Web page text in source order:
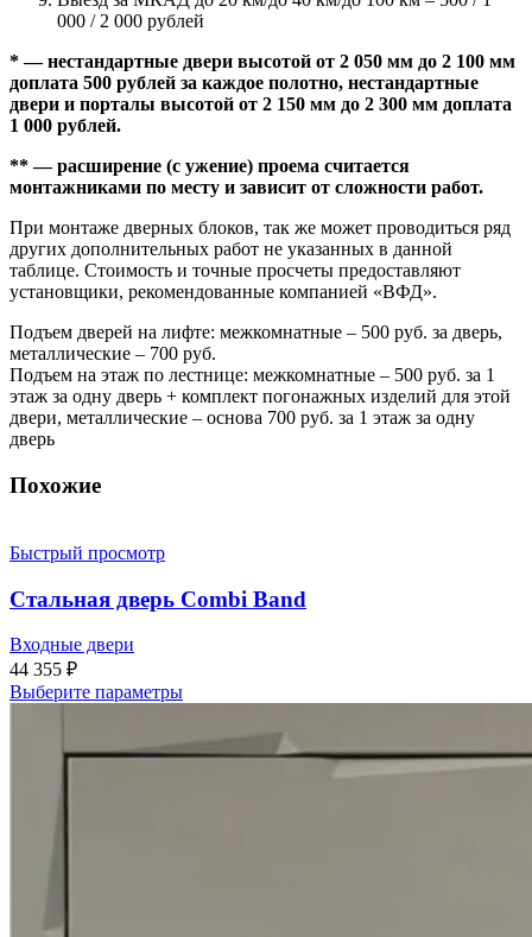
000 / 2 000 рублей
* — нестандартные двери высотой от 2 050 мм до 2 100 мм
доплата 500 рублей за каждое полотно, нестандартные
двери и порталы высотой от 2 150 мм до 2 300 мм доплата
1 000 рублей.
** — расширение (с ужение) проема считается
монтажниками по месту и зависит от сложности работ.
При монтаже дверных блоков, так же может проводиться ряд
других дополнительных работ не указанных в данной
таблице. Стоимость и точные просчеты предоставляют
установщики, рекомендованные компанией «ВФД».
Подъем дверей на лифте: межкомнатные – 500 руб. за дверь,
металлические – 700 руб.
Подъем на этаж по лестнице: межкомнатные – 500 руб. за 1
этаж за одну дверь + комплект погонажных изделий для этой
двери, металлические – основа 700 руб. за 1 этаж за одну
дверь
Похожие
Быстрый просмотр
Стальная дверь Combi Band
Входные двери
44 355 ₽
Выберите параметры